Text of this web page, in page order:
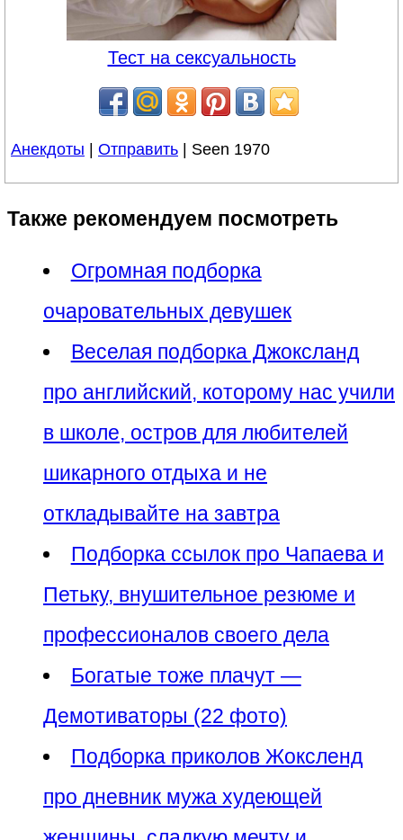
Тест на сексуальность
Анекдоты | Отправить | Seen 1970
Также рекомендуем посмотреть
Огромная подборка
очаровательных девушек
Веселая подборка Джоксланд
про английский, которому нас учили
в школе, остров для любителей
шикарного отдыха и не
откладывайте на завтра
Подборка ссылок про Чапаева и
Петьку, внушительное резюме и
профессионалов своего дела
Богатые тоже плачут —
Демотиваторы (22 фото)
Подборка приколов Жоксленд
про дневник мужа худеющей